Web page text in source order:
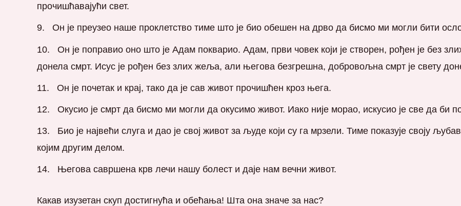
прочишћавајући свет.
Он је преузео наше проклетство тиме што је био обешен на дрво да бисмо ми могли бити
Он је поправио оно што је Адам покварио. Адам, први човек који је створен, рођен је без
донела смрт. Исус је рођен без злих жеља, али његова безгрешна, добровољна смрт је свету
Он је почетак и крај, тако да је сав живот прочишћен кроз њега.
Окусио је смрт да бисмо ми могли да окусимо живот. Иако није морао, искусио је све да би
Био је највећи слуга и дао је свој живот за људе који су га мрзели. Тиме показује своју
којим другим делом.
Његова савршена крв лечи нашу болест и даје нам вечни живот.
Какав изузетан скуп достигнућа и обећања! Шта она значе за нас?